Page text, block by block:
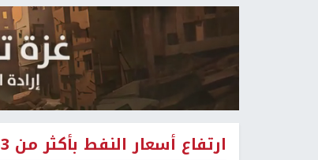
ارتفاع أسعار النفط بأكثر من 3% وانخفاض الذهب عالميا